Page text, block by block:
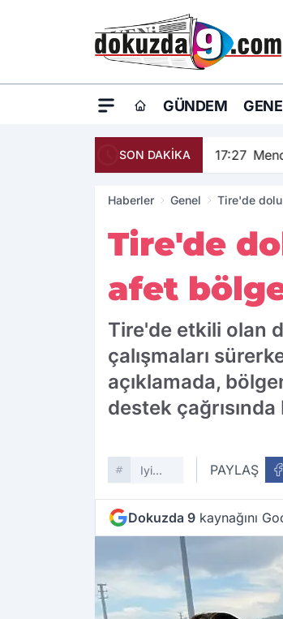
GÜNDEM
SON DAKİKA 17:27
Haberler Genel Tire'de
Tire'de
afet
Tire'de etkili olan
çalışmaları
açıklamada,
destek
Iyi
PAYLAŞ
Dokuzda 9 kaynağını